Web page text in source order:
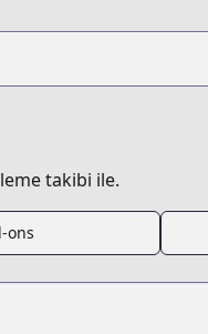
2850902
takibi ile.
ons